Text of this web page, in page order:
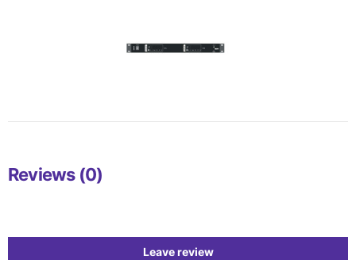
Reviews (0)
Leave review